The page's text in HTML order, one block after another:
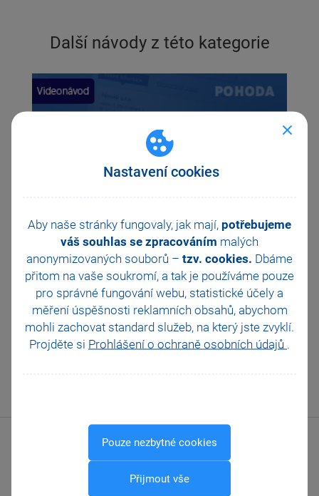
Nastavení cookies
Aby naše stránky fungovaly, jak mají, potřebujeme
váš souhlas se zpracováním malých
anonymizovaných souborů – tzv. cookies. Dbáme
přitom na vaše soukromí, a tak je používáme pouze
pro správné fungování webu, statistické účely a
měření úspěšnosti reklamních obsahů, abychom
mohli zachovat standard služeb, na který jste zvyklí.
Projděte si Prohlášení o ochraně osobních údajů .
Pouze nezbytné cookies
Přijmout vše
Další návody z této kategorie
Jak v programu POHODA zadat majetek s rozdílnou
účetní a daňovou pořizovací cenou?
Previous
VŠECHNY VIDEONÁVODY